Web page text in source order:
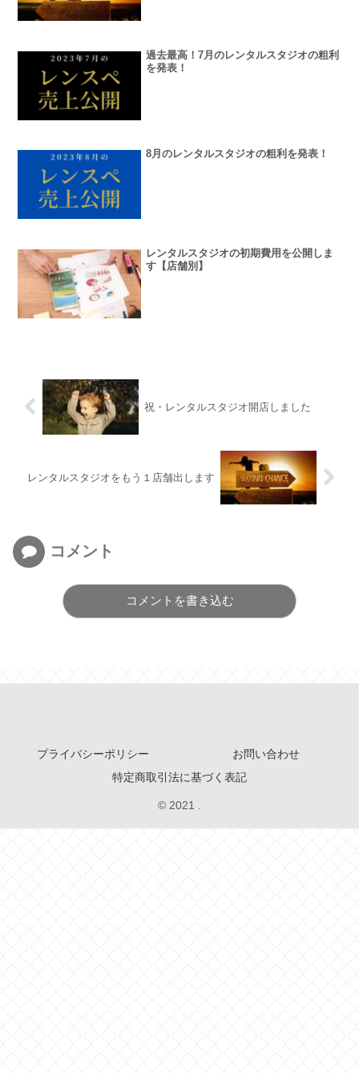
過去最高！7月のレンタルスタジオの粗利
を発表！
8月のレンタルスタジオの粗利を発表！
レンタルスタジオの初期費用を公開しま
す【店舗別】
祝・レンタルスタジオ開店しました
レンタルスタジオをもう１店舗出します
コメント
コメントを書き込む
プライバシーポリシー
お問い合わせ
特定商取引法に基づく表記
© 2021 .